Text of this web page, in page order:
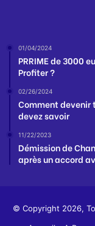
01/04/2024
PRRIME de 3000
Profiter ?
02/26/2024
Comment devenir
devez savoir
11/22/2023
Démission de
après un accord
© Copyright 2026,